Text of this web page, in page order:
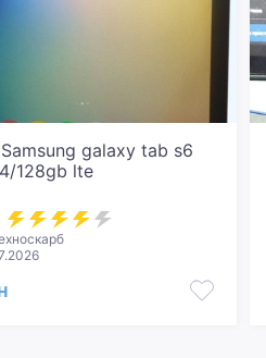
galaxy tab s6
128gb lte